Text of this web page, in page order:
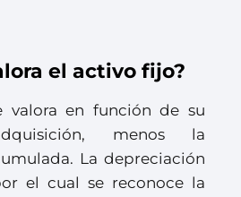
el activo fijo?
valora en función de su
menos la
La depreciación
el cual se reconoce la